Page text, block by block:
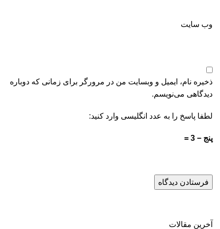
وب‌ سایت
ذخیره نام، ایمیل و وبسایت من در مرورگر برای زمانی که دوباره
دیدگاهی می‌نویسم.
لطفا پاسخ را به عدد انگلیسی وارد کنید:
پنج − 3 =
آخرین مقالات